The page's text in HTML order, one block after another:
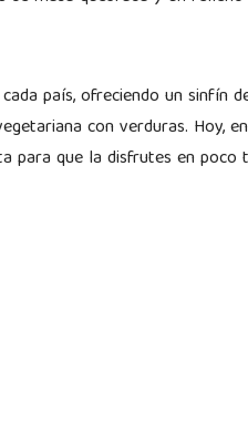
país, ofreciendo un sinfín
con verduras. Hoy,
para que la disfrutes en